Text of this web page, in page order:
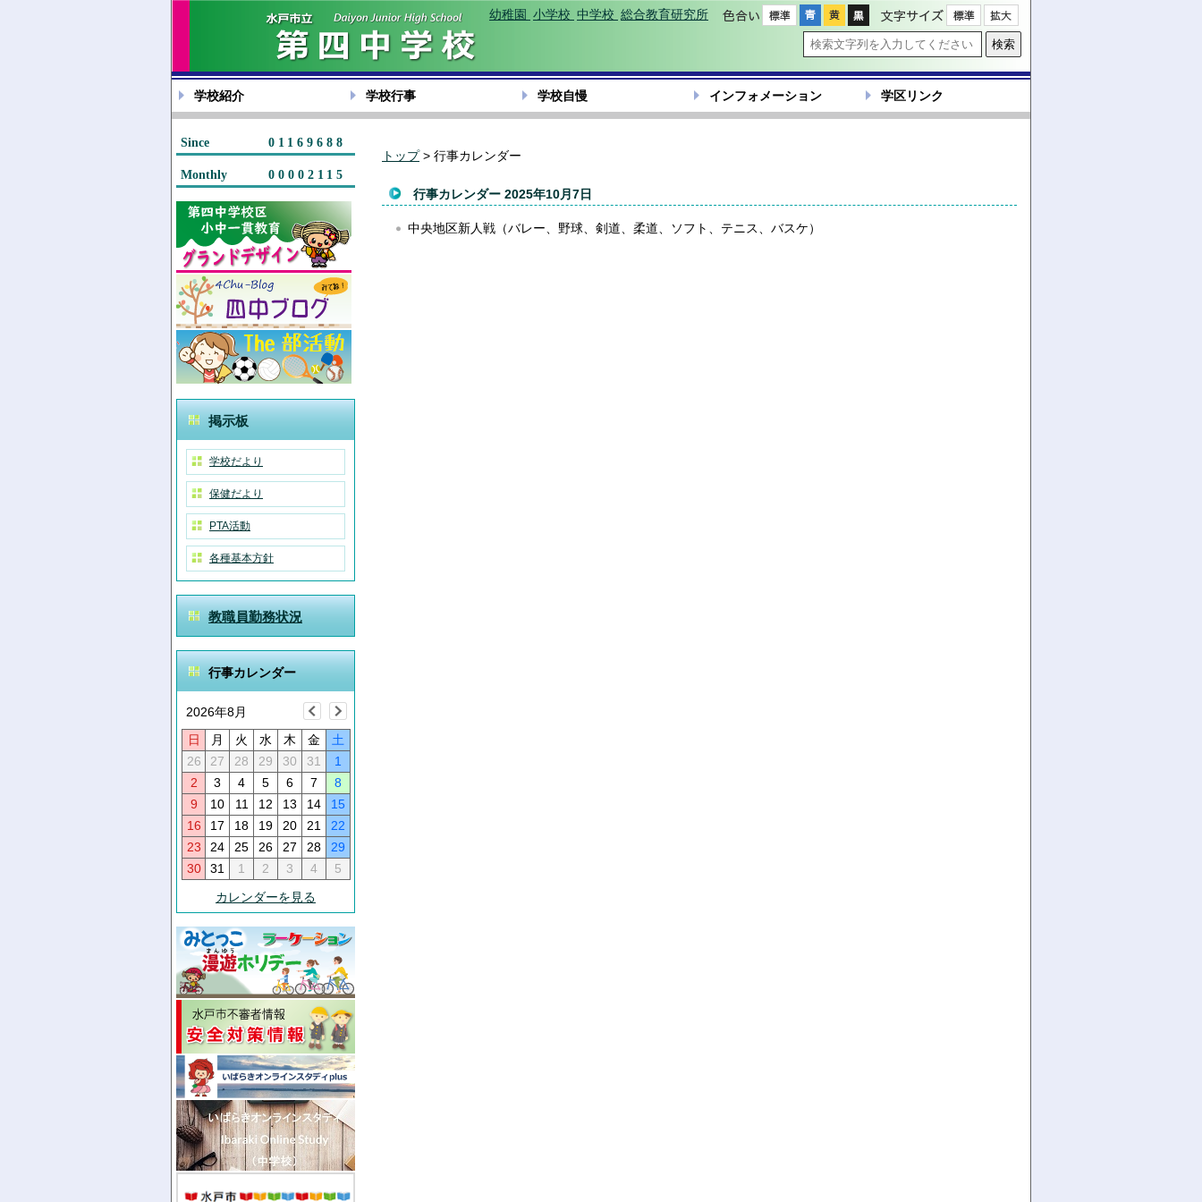
色合い 文字サイズ
幼稚園 小学校 中学校 総合教育研究所
学校紹介 学校行事 学校自慢 インフォメーション 学区リンク
Since 01169688
Monthly 00002115
掲示板
学校だより
保健だより
PTA活動
各種基本方針
教職員勤務状況
行事カレンダー
2026年8月
日 月 火 水 木 金
土
26
27 28 29 30 31
1
2
3 4 5 6 7
8
9
10 11 12 13 14
15
16
17 18 19 20 21
22
23
24 25 26 27 28
29
30
31 1 2 3 4
5
カレンダーを見る
トップ> 行事カレンダー
行事カレンダー 2025年10月7日
中央地区新人戦（バレー、野球、剣道、柔道、ソフト、テニス、バスケ）